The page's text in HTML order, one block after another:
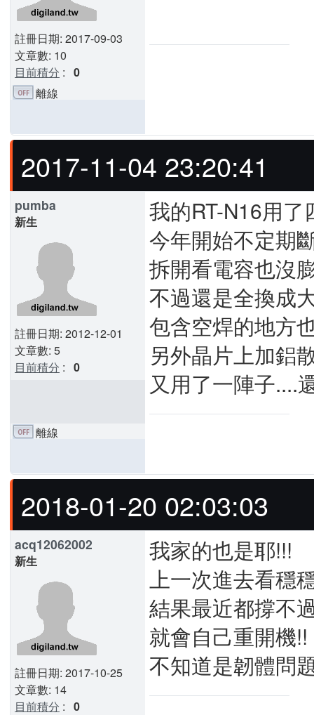
註冊日期: 2017-09-03
文章數: 10
目前積分 : 0
離線
2017-11-04 23:20:41
pumba
新生
註冊日期: 2012-12-01
文章數: 5
目前積分 : 0
我的RT-N16用了
今年開始不定期
拆開看電容也沒
不過還是全換成
包含空焊的地方
另外晶片上加鋁
又用了一陣子....
離線
2018-01-20 02:03:03
acq12062002
新生
註冊日期: 2017-10-25
文章數: 14
目前積分 : 0
我家的也是耶!!!
上一次進去看穩
結果最近都撐不
就會自己重開機!!
不知道是韌體問